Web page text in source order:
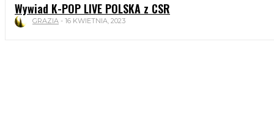
Wywiad K-POP LIVE POLSKA z CSR
GRAZIA - 16 KWIETNIA, 2023